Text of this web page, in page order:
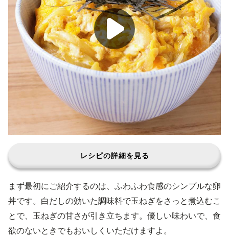
レシピの詳細を見る
まず最初にご紹介するのは、ふわふわ食感のシンプルな卵
丼です。白だしの効いた調味料で玉ねぎをさっと煮込むこ
とで、玉ねぎの甘さが引き立ちます。優しい味わいで、食
欲のないときでもおいしくいただけますよ。